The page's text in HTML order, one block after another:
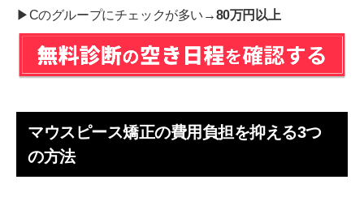
▶Cのグループにチェックが多い→80万円以上
マウスピース矯正の費用負担を抑える3つ
の方法